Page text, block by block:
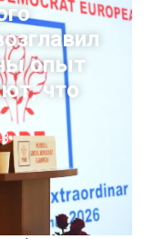
опыт
что